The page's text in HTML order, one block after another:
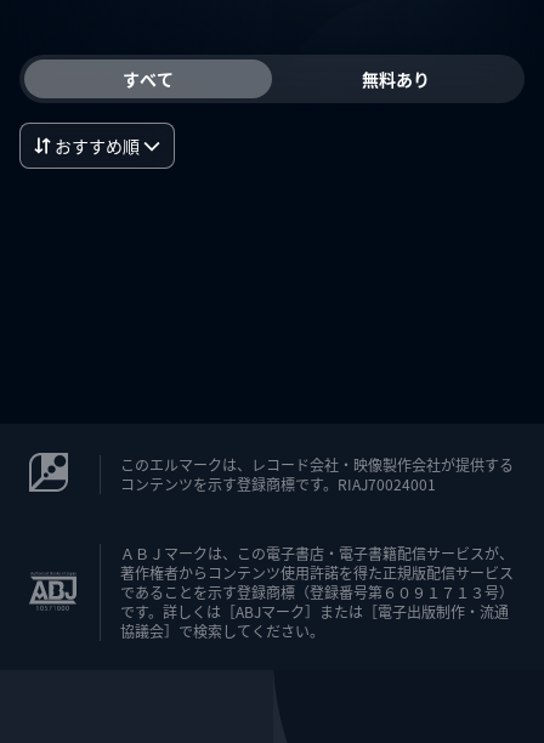
すべて 無料あり
おすすめ順
このエルマークは、レコード会社・映像製作会社が提供する
コンテンツを示す登録商標です。RIAJ70024001
ＡＢＪマークは、この電子書店・電子書籍配信サービスが、
著作権者からコンテンツ使用許諾を得た正規版配信サービス
であることを示す登録商標（登録番号第６０９１７１３号）
です。詳しくは［ABJマーク］または［電子出版制作・流通
協議会］で検索してください。